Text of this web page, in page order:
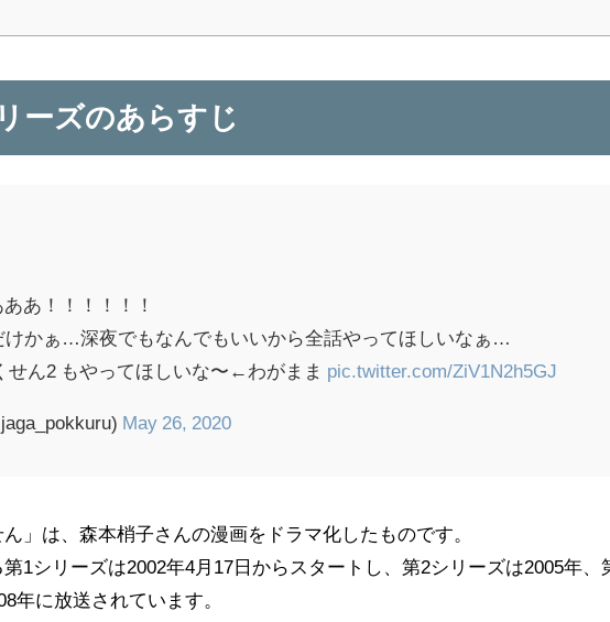
ーズのあらすじ
あ！！！！！！
けかぁ…深夜でもなんでもいいから全話やってほしいなぁ…
せん2 もやってほしいな〜←わがまま pic.twitter.com/ZiV1N2h5GJ
May 26, 2020
ん」は、森本梢子さんの漫画をドラマ化したものです。
1シリーズは2002年4月17日からスタートし、第2シリーズは2005年、
年に放送されています。